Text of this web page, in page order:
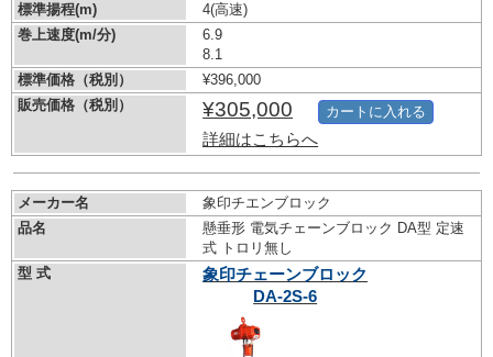
標準揚程(m)
4(高速)
巻上速度(m/分)
6.9
8.1
標準価格（税別）
¥396,000
販売価格（税別）
¥305,000
詳細はこちらへ
カートに入れる
メーカー名
象印チエンブロック
品名
懸垂形 電気チェーンブロック DA型 定速
式 トロリ無し
型 式
象印チェーンブロック
DA-2S-6